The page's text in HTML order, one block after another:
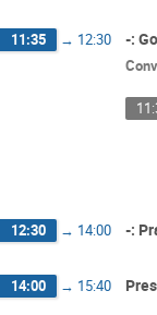
11:35 → 12:30 -:
12:30 → 14:00 -:
14:00 → 15:40